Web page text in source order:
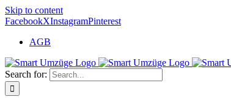
Skip to content
FacebookXInstagramPinterest
AGB
Search for: